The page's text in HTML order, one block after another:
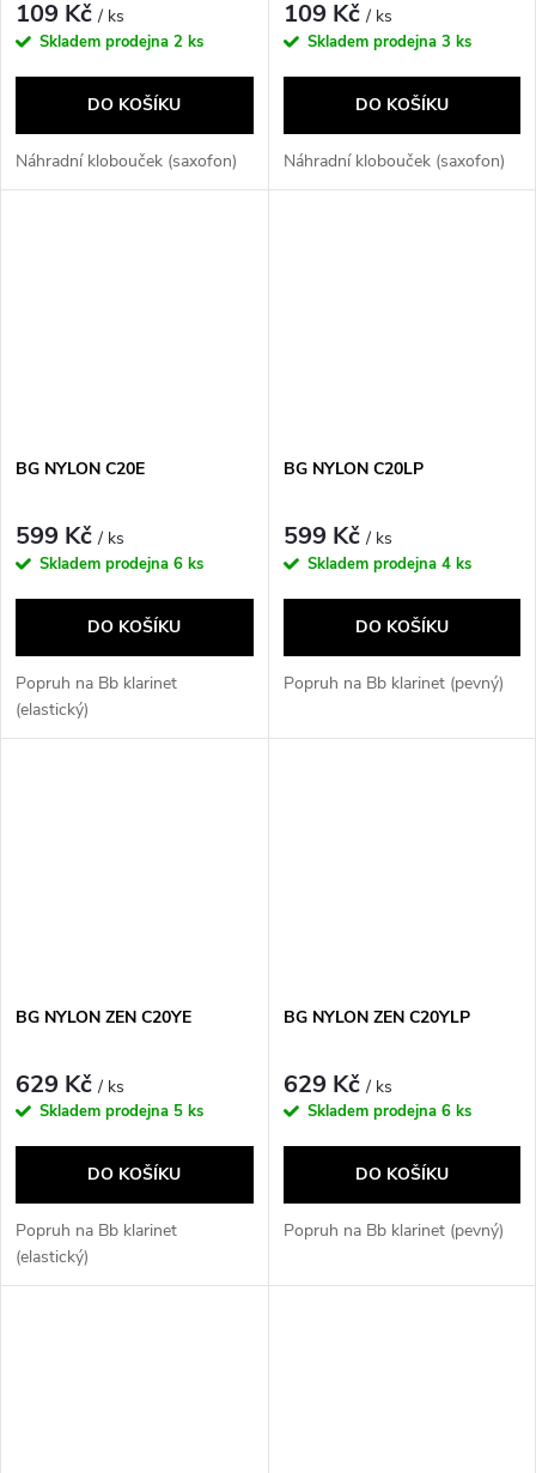
109 Kč/ ks
Skladem prodejna 2 ks
DO KOŠÍKU
Náhradní klobouček (saxofon)
109 Kč/ ks
Skladem prodejna 3 ks
DO KOŠÍKU
Náhradní klobouček (saxofon)
BG NYLON C20E
599 Kč/ ks
Skladem prodejna 6 ks
DO KOŠÍKU
Popruh na Bb klarinet
(elastický)
BG NYLON C20LP
599 Kč/ ks
Skladem prodejna 4 ks
DO KOŠÍKU
Popruh na Bb klarinet (pevný)
BG NYLON ZEN C20YE
629 Kč/ ks
Skladem prodejna 5 ks
DO KOŠÍKU
Popruh na Bb klarinet
(elastický)
BG NYLON ZEN C20YLP
629 Kč/ ks
Skladem prodejna 6 ks
DO KOŠÍKU
Popruh na Bb klarinet (pevný)